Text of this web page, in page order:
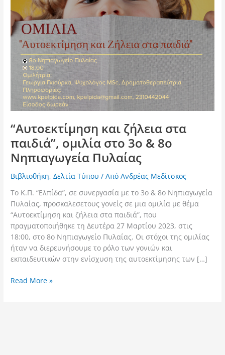
“Αυτοεκτίμηση και ζήλεια στα
παιδιά”, ομιλία στο 3ο & 8ο
Νηπιαγωγεία Πυλαίας
Βιβλιοθήκη,Δελτία Τύπου / ΑπόΑνδρέας Μεδίτσκος
Το Κ.Π. “Ελπίδα”, σε συνεργασία με το 3ο & 8ο Νηπιαγωγεία
Πυλαίας, προσκαλεσετους γονείς σε μια ομιλία με θέμα
“Αυτοεκτίμηση και ζήλεια στα παιδιά”, που
πραγματοποιήθηκε τη Δευτέρα 27 Μαρτίου 2023, στις
18:00, στο 8ο Νηπιαγωγείο Πυλαίας. Οι στόχοι της ομιλίας
ήταν να διερευνήσουμε το ρόλο των γονιών και
εκπαιδευτικών στην ενίσχυση της αυτοεκτίμησης των […]
8ο
Νηπιαγωγεία
Πυλαίας
Read More »